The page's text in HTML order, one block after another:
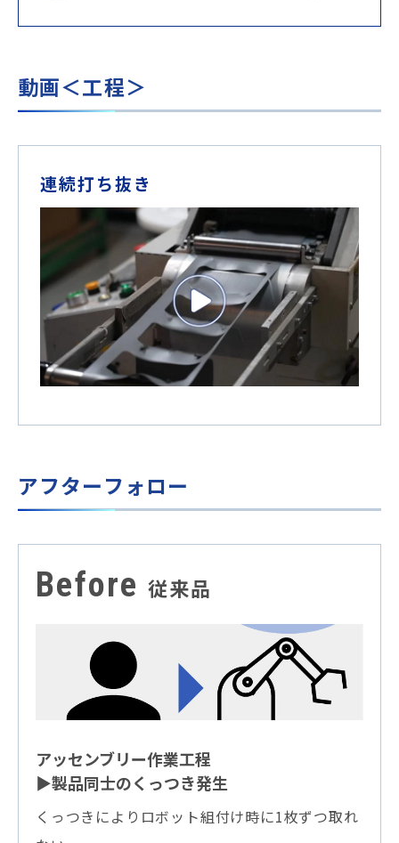
動画＜工程＞
連続打ち抜き
アフターフォロー
Before 従来品
アッセンブリー作業工程
▶製品同士のくっつき発生
くっつきによりロボット組付け時に1枚ずつ取れ